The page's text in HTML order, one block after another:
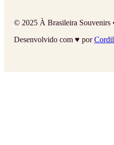
© 2025 À Brasileira Souvenirs
Desenvolvido com ♥ por